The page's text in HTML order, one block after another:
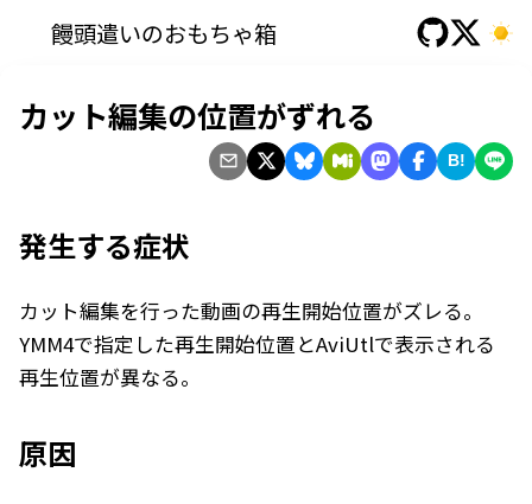
饅頭遣いのおもちゃ箱
カット編集の位置がずれる
B!
発生する症状
カット編集を行った動画の再生開始位置がズレる。
YMM4で指定した再生開始位置とAviUtlで表示される
再生位置が異なる。
原因